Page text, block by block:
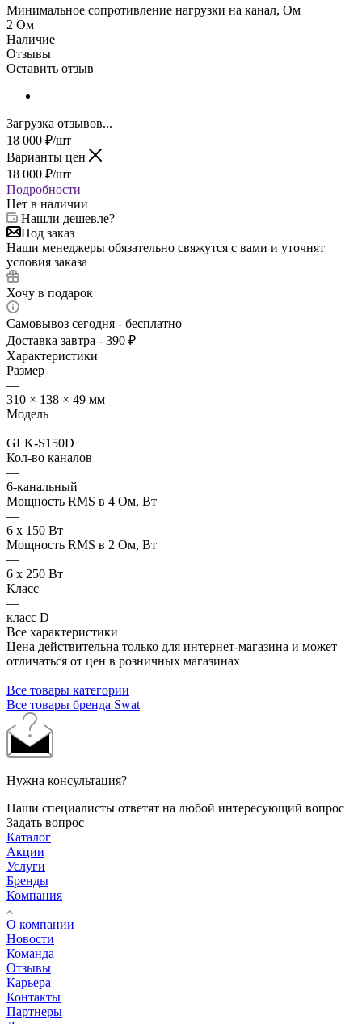
Минимальное сопротивление нагрузки на канал, Ом
2 Ом
Наличие
Отзывы
Оставить отзыв
Загрузка отзывов...
18 000 ₽/шт
Варианты цен
18 000 ₽/шт
Подробности
Нет в наличии
Нашли дешевле?
Под заказ
Наши менеджеры обязательно свяжутся с вами и уточнят
условия заказа
Хочу в подарок
Самовывоз сегодня - бесплатно
Доставка завтра - 390 ₽
Характеристики
Размер
—
310 × 138 × 49 мм
Модель
—
GLK-S150D
Кол-во каналов
—
6-канальный
Мощность RMS в 4 Ом, Вт
—
6 х 150 Вт
Мощность RMS в 2 Ом, Вт
—
6 х 250 Вт
Класс
—
класс D
Все характеристики
Цена действительна только для интернет-магазина и может
отличаться от цен в розничных магазинах
Все товары категории
Все товары бренда Swat
Нужна консультация?
Наши специалисты ответят на любой интересующий вопрос
Задать вопрос
Каталог
Акции
Услуги
Бренды
Компания
О компании
Новости
Команда
Отзывы
Карьера
Контакты
Партнеры